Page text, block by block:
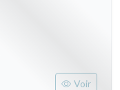
Voir